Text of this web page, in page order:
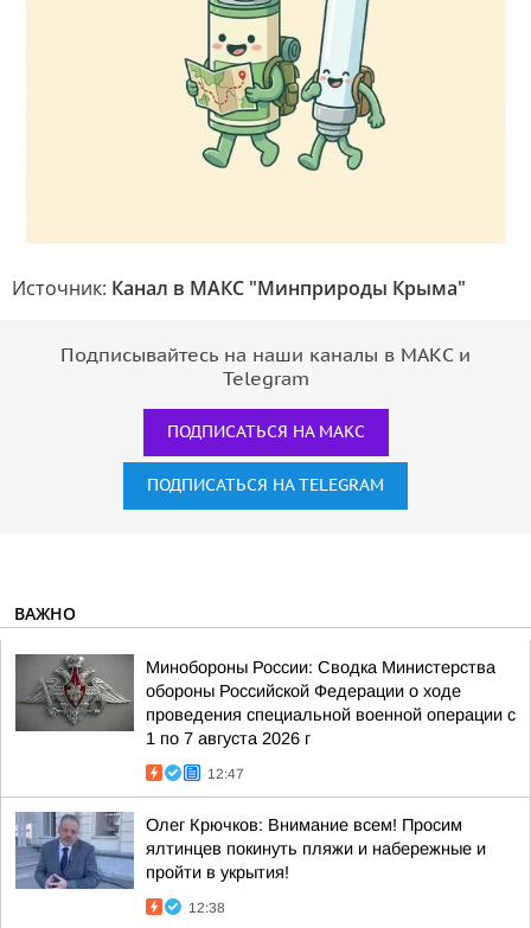
Источник: Канал в МАКС "Минприроды Крыма"
Подписывайтесь на наши каналы в МАКС и
Telegram
ПОДПИСАТЬСЯ НА МАКС
ПОДПИСАТЬСЯ НА TELEGRAM
ВАЖНО
Минобороны России: Сводка Министерства
обороны Российской Федерации о ходе
проведения специальной военной операции с
1 по 7 августа 2026 г
12:47
Олег Крючков: Внимание всем! Просим
ялтинцев покинуть пляжи и набережные и
пройти в укрытия!
12:38